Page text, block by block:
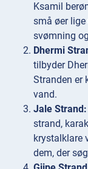
Ksamil
små øer
svømning
Dhermi
tilbyder
Stranden er
vand.
Jale Strand:
strand,
krystalklare
dem, der